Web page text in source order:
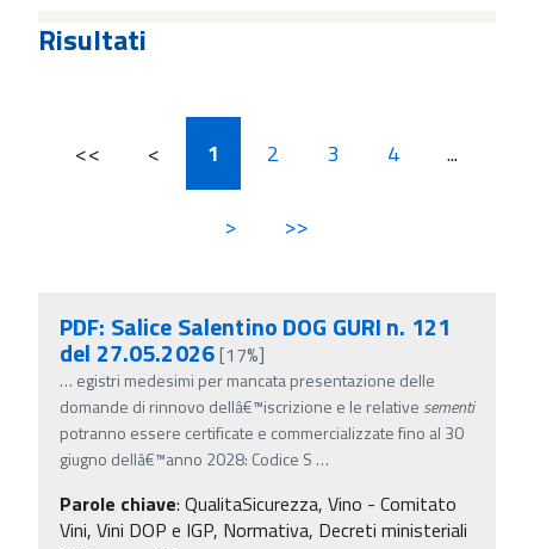
Risultati
<< < 1 2 3 4 ...
> >>
PDF: Salice Salentino DOG GURI n. 121
del 27.05.2026[17%]
… egistri medesimi per mancata presentazione delle
domande di rinnovo dellâ€™iscrizione e le relative sementi
potranno essere certificate e commercializzate fino al 30
giugno dellâ€™anno 2028: Codice S …
Parole chiave: QualitaSicurezza, Vino - Comitato
Vini, Vini DOP e IGP, Normativa, Decreti ministeriali